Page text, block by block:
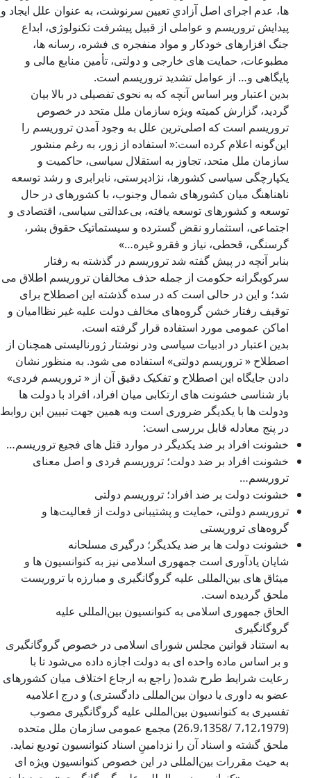
ها، عدم اجرای اصل آزادیِ تعیین سرنوشت، به عنوان علل ایجاد و
پیدایش تروریسم و عواملی از قبیل پیشرفت تکنولوژی، ابداع
جنگ افزارهای خودکار و مواد منفجره ی فشره، رسانه ها،
مطبوعات، حمایت های خارجی و دولتی، تأمین منابع مالی و
پایگاهی و… از عوامل تشدید تروریسم است.
بدین اعتبار وبر اساس آنچه که به نحوی تفصیلی در بالا بیان
گردید، گزارش کمیته ویژه سازمان ملل متحد در خصوص
تروریسم است که اصلی‌ترین علل به وجود آمدن تروریسم را
این‌گونه اعلام کرده است:« استفاده از زور، به رغم منشور
سازمان ملل متحد، تجاوز به استقلال سیاسی، حاکمیت و
یکپارچگی سیاسی کشورها، نژادپرستی، نابرابری و رشد توسعه
ناهناهنگ میان کشورهای شمال وجنوب، با کشورهای در حال
توسعه و کشورهای توسعه یافته، بی‌عدالتی سیاسی، اقتصادی و
اجتماعی، استثمارو نقض گسترده و سیستماتیک حقوق بشر،
گرسنگی، قحطی، نیاز و فقرو غیره…»
بنابر آنچه در پیش گفته شد تروریسم در گذشته به رفتار
سرکوبگرانه حکومت از جمله حذف مخالفان تروریسم اطلاق می
شد؛ و این در حالی است که در سده گذشته این اصطلاح برای
توقیف رفتار خشن گروه‌های مخالف دولت علیه غیر نظاامیان و
اماکن عمومی مورد استفاده قرار گرفته است.
بدین اعتبار در ادبیات سیاسی ودر نوشتار ژورنالیستی همچنان از
اصطلاح « تروریسم دولتی» استفاده می شود. به منظور نشان
دادن جایگاه این اصطلاح و تفکیک دقیق آن از « تروریسم فردی»
باز شناسی خشونت های ارتکابی میان افراد، افراد با دولت ها
ودولت ها با یکدیگر ضروری است وبه همین جهت تبیین این روابط
در پنج معادله قابل بررسی است:
خشونت افراد بر ضد یکدیگر در موارد قتل های فجیع تروریسم…
خشونت افراد بر ضد دولت؛ تروریسم فردی و اصل معنای
تروریسم…
خشونت دولت بر ضد افراد؛ تروریسم دولتی
تروریسم دولتی، حمایت و پشتیبانی دولت از فعالیت‌ها و
گروه‌های تروریستی
خشونت دولت ها بر ضد یکدیگر؛ درگیری مسلحانه
شایان یادآوری است جمهوری اسلامی نیز به کنوانسیون ها و
میثاق های بین‌المللی علیه گروگانگیری و مبارزه با تروریست
ملحق گردیده است.
الحاق جمهوری اسلامی به کنوانسیون بین‌المللی علیه
گروگانگیری
به استناد قوانین مجلس شورای اسلامی در خصوص گروگانگیری
و بر اساس ماده واحده ای به دولت اجازه داده می‌شود تا با
رعایت شرایط طرح شده( راجع به ارجاع اختلاف میان کشورهای
عضو به داوری یا دیوان بین‌المللی دادگستری) و درج اعلامیه
تفسیری به کنوانسیون بین‌المللی علیه گروگانگیری مصوب
(7،12،1979 /26،9،1358) مجمع عمومی سازمان ملل متحده
ملحق گشته و اسناد آن را نزدامینِ اسناد کنوانسیون تودیع نماید.
به حیث مقررات بین‌المللی در این خصوص کنوانسیون ویژه ای